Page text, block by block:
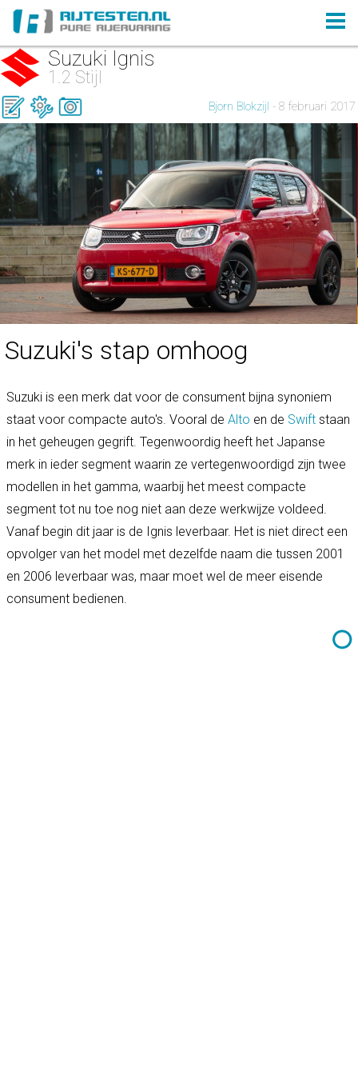
Suzuki Ignis
1.2 Stijl
Bjorn Blokzijl - 8 februari 2017
Suzuki's stap omhoog
Suzuki is een merk dat voor de consument bijna synoniem
staat voor compacte auto's. Vooral de Alto en de Swift staan
in het geheugen gegrift. Tegenwoordig heeft het Japanse
merk in ieder segment waarin ze vertegenwoordigd zijn twee
modellen in het gamma, waarbij het meest compacte
segment tot nu toe nog niet aan deze werkwijze voldeed.
Vanaf begin dit jaar is de Ignis leverbaar. Het is niet direct een
opvolger van het model met dezelfde naam die tussen 2001
en 2006 leverbaar was, maar moet wel de meer eisende
consument bedienen.